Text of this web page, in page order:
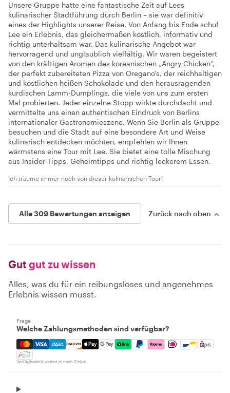
Unsere Gruppe hatte eine fantastische Zeit auf Lees
kulinarischer Stadtführung durch Berlin – sie war definitiv
eines der Highlights unserer Reise. Von Anfang bis Ende schuf
Lee ein Erlebnis, das gleichermaßen köstlich, informativ und
richtig unterhaltsam war. Das kulinarische Angebot war
hervorragend und unglaublich vielfältig. Wir waren begeistert
von den kräftigen Aromen des koreanischen „Angry Chicken“,
der perfekt zubereiteten Pizza von Oregano's, der reichhaltigen
und köstlichen heißen Schokolade und den herausragenden
kurdischen Lamm-Dumplings, die viele von uns zum ersten
Mal probierten. Jeder einzelne Stopp wirkte durchdacht und
vermittelte uns einen authentischen Eindruck von Berlins
internationaler Gastronomieszene. Wenn Sie Berlin als Gruppe
besuchen und die Stadt auf eine besondere Art und Weise
kulinarisch entdecken möchten, empfehlen wir Ihnen
wärmstens eine Tour mit Lee. Sie bietet eine tolle Mischung
aus Insider-Tipps, Geheimtipps und richtig leckerem Essen.
Ich träume immer noch von dieser kulinarischen Tour!
Alle 309 Bewertungen anzeigen Zurück nach oben
Gut gut zu wissen
Alles, was du für ein reibungsloses und angenehmes
Erlebnis wissen musst.
Frage
Welche Zahlungsmethoden sind verfügbar?
Mastercard, Visa, Amex, Discover, Apple Pay, Google
Verfügbarkeit variiert je nach Zielort